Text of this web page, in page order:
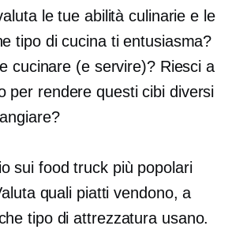
le tue abilità culinarie e le
tipo di cucina ti entusiasma?
cucinare (e servire)? Riesci a
per rendere questi cibi diversi
sui food truck più popolari
quali piatti vendono, a
tipo di attrezzatura usano.